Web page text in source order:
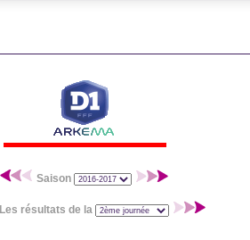
Saison
Les résultats de la